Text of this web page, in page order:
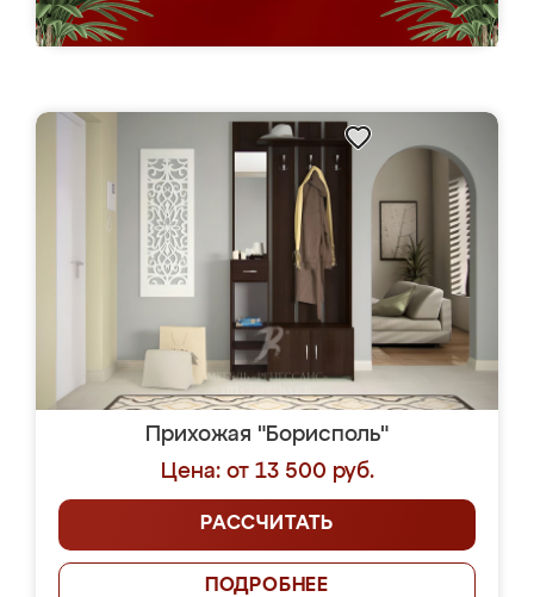
Прихожая "Борисполь"
Цена: от 13 500 руб.
РАССЧИТАТЬ
ПОДРОБНЕЕ